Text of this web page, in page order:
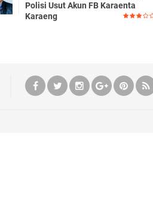
Polisi Usut Akun FB Karaenta
Karaeng